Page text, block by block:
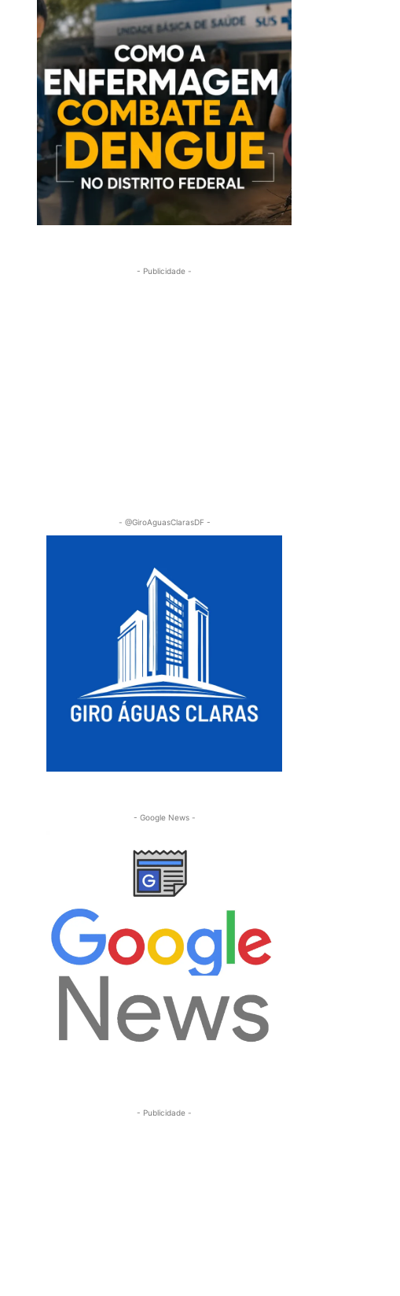
- Publicidade -
- @GiroAguasClarasDF -
- Google News -
- Publicidade -